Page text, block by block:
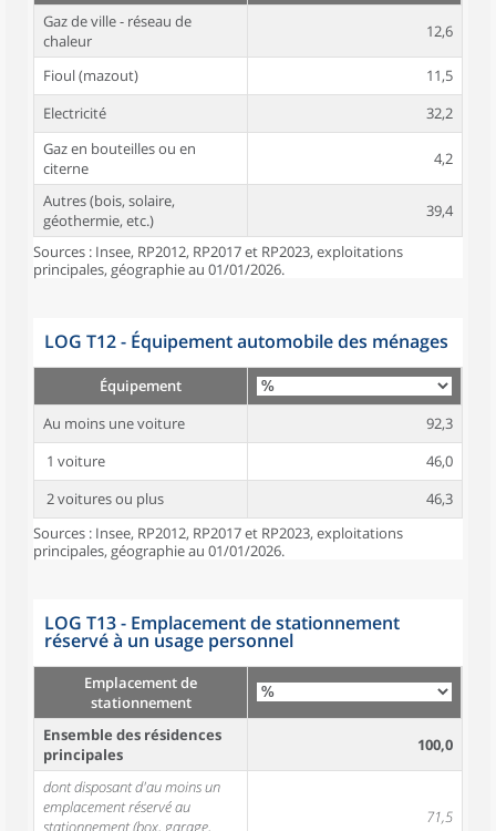
Gaz de ville - réseau de
chaleur
12,6
Fioul (mazout)
11,5
Electricité
32,2
Gaz en bouteilles ou en
citerne
4,2
Autres (bois, solaire,
géothermie, etc.)
39,4
Sources : Insee, RP2012, RP2017 et RP2023, exploitations
principales, géographie au 01/01/2026.
LOG T12 - Équipement automobile des ménages
Équipement
Au moins une voiture
92,3
1 voiture
46,0
2 voitures ou plus
46,3
Sources : Insee, RP2012, RP2017 et RP2023, exploitations
principales, géographie au 01/01/2026.
LOG T13 - Emplacement de stationnement
réservé à un usage personnel
Emplacement de
stationnement
Ensemble des résidences
principales
100,0
dont disposant d'au moins un
emplacement réservé au
stationnement (box, garage,
71,5